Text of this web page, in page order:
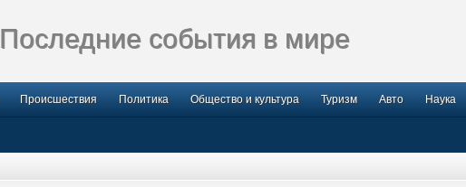
Последние события в мире
Происшествия Политика Общество и культура Туризм Авто Наука